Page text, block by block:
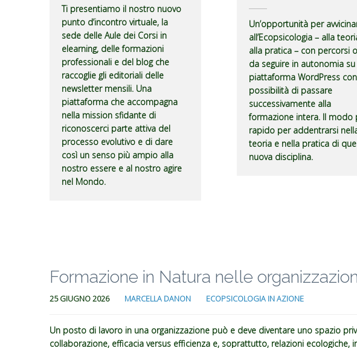
Ti presentiamo il nostro nuovo
punto d’incontro virtuale, la
sede delle Aule dei Corsi in
elearning, delle formazioni
professionali e del blog che
raccoglie gli editoriali delle
newsletter mensili. Una
piattaforma che accompagna
nella mission sfidante di
riconoscerci parte attiva del
processo evolutivo e di dare
così un senso più ampio alla
nostro essere e al nostro agire
nel Mondo.
Un’opportunità per
all’Ecopsicologia – alla
alla pratica – con percorsi
da seguire in autonomia su
piattaforma WordPress
possibilità di passare
successivamente alla
formazione intera. Il modo
rapido per addentrarsi
teoria e nella pratica di
nuova disciplina.
Formazione in Natura nelle
25 GIUGNO 2026 MARCELLA DANON ECOPSICOLOGIA IN AZIONE
Un posto di lavoro in una organizzazione può e deve diventare uno spazio
collaborazione, efficacia versus efficienza e, soprattutto, relazioni ecologiche,